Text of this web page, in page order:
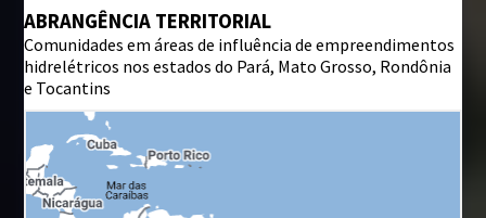
ABRANGÊNCIA TERRITORIAL
Comunidades em áreas de influência de empreendimentos
hidrelétricos nos estados do Pará, Mato Grosso, Rondônia
e Tocantins